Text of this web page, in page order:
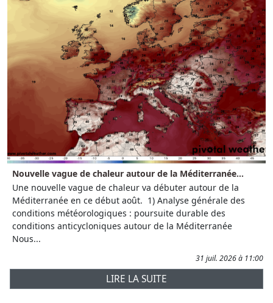
Nouvelle vague de chaleur autour de la Méditerranée...
Une nouvelle vague de chaleur va débuter autour de la
Méditerranée en ce début août. 1) Analyse générale des
conditions météorologiques : poursuite durable des
conditions anticycloniques autour de la Méditerranée
Nous...
31 juil. 2026 à 11:00
LIRE LA SUITE